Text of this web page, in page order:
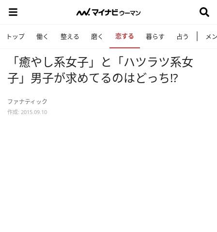
トップ 働く 整える 磨く 恋する 暮らす 占う メ
「癒やし系女子」と「ハツラツ系女
子」男子が求めてるのはどっち!?
ファナティック
作成: 2015.09.10